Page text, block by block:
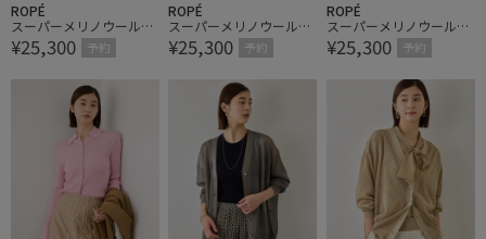
ROPÉ
スーパーメリノウール金
ボタンポロニットカーデ
ィガン/【一部J'aDoRe限
定カラー/サイス・一部
店舗限定サイズ】
¥25,300 予約
ROPÉ
スーパーメリノウール金
ボタンポロニットカーデ
ィガン/【一部J'aDoRe限
定カラー/サイス・一部
店舗限定サイズ】
¥25,300 予約
ROPÉ
スーパーメリノウール金
ボタンポロニットカーデ
ィガン/【一部J'aDoRe限
定カラー/サイス・一部
店舗限定サイズ】
¥25,300 予約